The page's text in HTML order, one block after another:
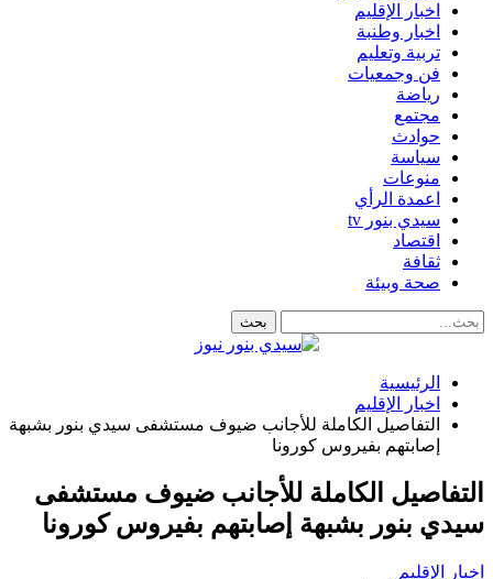
اخبار الإقليم
اخبار وطنبة
تربية وتعليم
فن وجمعيات
رياضة
مجتمع
حوادث
سياسة
منوعات
اعمدة الرأي
سيدي بنور tv
اقتصاد
ثقافة
صحة وبيئة
الرئيسية
اخبار الإقليم
التفاصيل الكاملة للأجانب ضيوف مستشفى سيدي بنور بشبهة
إصابتهم بفيروس كورونا
التفاصيل الكاملة للأجانب ضيوف مستشفى
سيدي بنور بشبهة إصابتهم بفيروس كورونا
اخبار الإقليم